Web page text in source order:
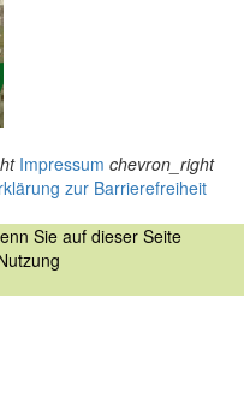
Impressum chevron_right
zur Barrierefreiheit
Sie auf dieser Seite